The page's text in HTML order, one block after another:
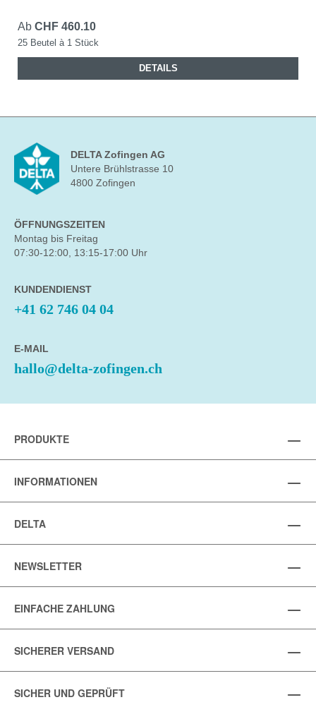
Ab CHF 460.10
25 Beutel à 1 Stück
DETAILS
DELTA Zofingen AG
Untere Brühlstrasse 10
4800 Zofingen
ÖFFNUNGSZEITEN
Montag bis Freitag
07:30-12:00, 13:15-17:00 Uhr
KUNDENDIENST
+41 62 746 04 04
E-MAIL
hallo@delta-zofingen.ch
PRODUKTE
INFORMATIONEN
DELTA
NEWSLETTER
EINFACHE ZAHLUNG
SICHERER VERSAND
SICHER UND GEPRÜFT